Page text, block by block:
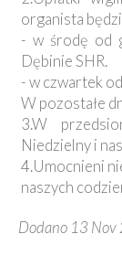
organista
- w środę od
Dębinie SHR.
- w czwartek
W pozostałe
3.W
Niedzielny i
4.Umocnieni
naszych
Dodano 13